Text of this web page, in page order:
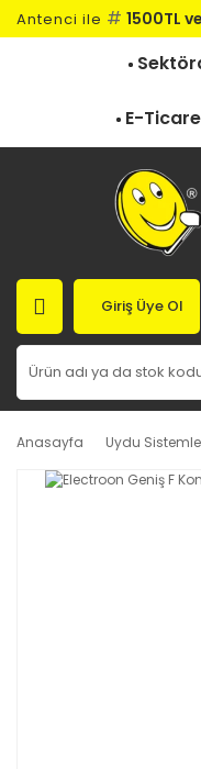
Antenci ile # 1500TL
E-
Giriş Üye Ol
Anasayfa Uydu